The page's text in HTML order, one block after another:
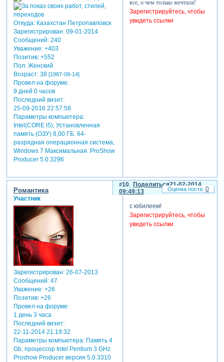
Откуда:Казахстан Петропавловск
Зарегистрирован: 09-01-2014
Сообщений:240
Уважение: +403
Позитив: +552
Пол:Женский
Возраст:38 [1987-09-14]
Провел на форуме:
9 дней 0 часов
Последний визит:
25-09-2016 22:57:58
Параметры компьютера:
Intel(CORE i5), Установленная
память (ОЗУ) 8,00 ГБ. 64-
разрядная операционная система,
Windows 7 Максимальная. ProShow
Producer 5.0.3296
все, о чем только мечтала!
Зарегистрируйтесь, чтобы
увидеть ссылки
Поделиться
10
21-02-2014
09:49:13
Романтика
Участник
Зарегистрирован: 26-07-2013
Сообщений:47
Уважение: +26
Позитив: +26
Провел на форуме:
1 день 3 часа
Последний визит:
22-11-2014 21:19:32
Параметры компьютера:Память 4
Gb, процессор Intel Pentium 3 GHz
Proshow Producer версия 5.0.3310
с юбилеем!
Зарегистрируйтесь, чтобы
увидеть ссылки
0